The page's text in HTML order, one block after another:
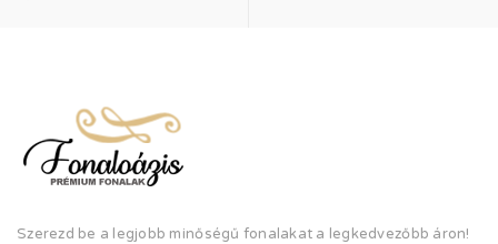
Szerezd be a legjobb minőségű fonalakat a legkedvezőbb áron!